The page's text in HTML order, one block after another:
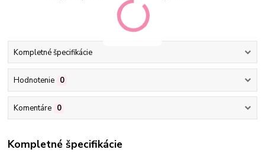
Kompletné špecifikácie
Hodnotenie 0
Komentáre 0
Kompletné špecifikácie